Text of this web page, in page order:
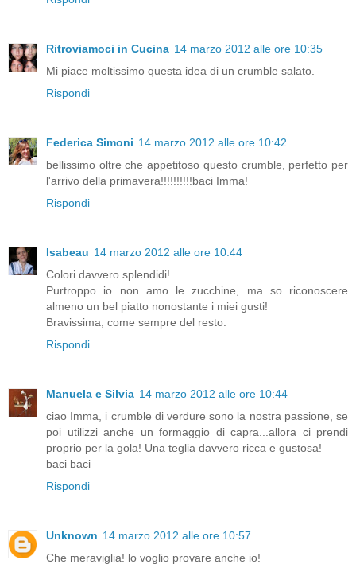
Ritroviamoci in Cucina 14 marzo 2012 alle ore 10:35
Mi piace moltissimo questa idea di un crumble salato.
Rispondi
Federica Simoni 14 marzo 2012 alle ore 10:42
bellissimo oltre che appetitoso questo crumble, perfetto per
l'arrivo della primavera!!!!!!!!!!baci Imma!
Rispondi
Isabeau 14 marzo 2012 alle ore 10:44
Colori davvero splendidi!
Purtroppo io non amo le zucchine, ma so riconoscere
almeno un bel piatto nonostante i miei gusti!
Bravissima, come sempre del resto.
Rispondi
Manuela e Silvia 14 marzo 2012 alle ore 10:44
ciao Imma, i crumble di verdure sono la nostra passione, se
poi utilizzi anche un formaggio di capra...allora ci prendi
proprio per la gola! Una teglia davvero ricca e gustosa!
baci baci
Rispondi
Unknown 14 marzo 2012 alle ore 10:57
Che meraviglia! lo voglio provare anche io!